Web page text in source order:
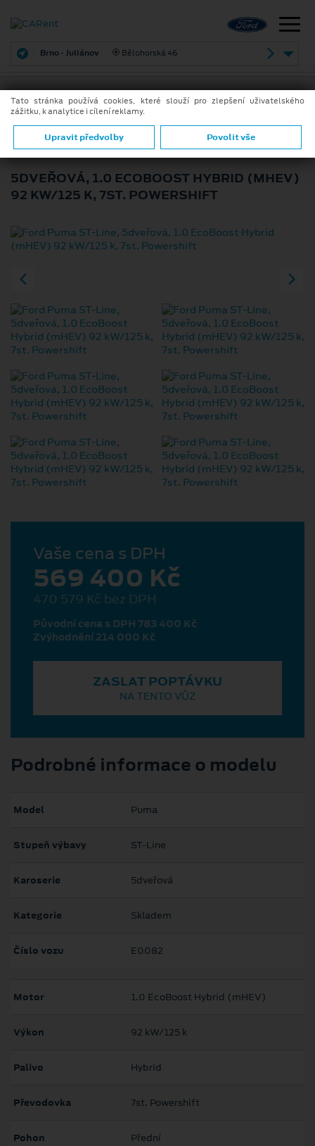
Brno - Juliánov Bělohorská 46
FORD PUMA ST-LINE
5DVEŘOVÁ, 1.0 ECOBOOST HYBRID (MHEV)
92 KW/125 K, 7ST. POWERSHIFT
Vaše cena s DPH
569 400 Kč
470 579 Kč bez DPH
Původní cena s DPH 783 400 Kč
Zvýhodnění 214 000 Kč
ZASLAT POPTÁVKU
NA TENTO VŮZ
Podrobné informace o modelu
Model Puma
Stupeň výbavy ST-Line
Karoserie 5dveřová
Kategorie Skladem
Číslo vozu E0082
Motor 1.0 EcoBoost Hybrid (mHEV)
Výkon 92 kW/125 k
Palivo Hybrid
Převodovka 7st. Powershift
Pohon Přední
Tato stránka používá cookies, které slouží pro zlepšení uživatelského
zážitku, k analytice i cílení reklamy.
Upravit předvolby Povolit vše